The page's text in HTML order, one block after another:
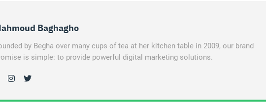
Baghagho
by Begha over many cups of tea at her kitchen table in 2009, our brand
is simple: to provide powerful digital marketing solutions.